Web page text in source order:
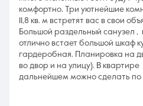
комфортно. Три уютнейшие
11,8 кв. м встретят вас в свои
Большой раздельный санузел
отлично встает большой шкаф
гардеробная. Планировка на
во двор и на улицу). В
дальнейшем можно сделать по